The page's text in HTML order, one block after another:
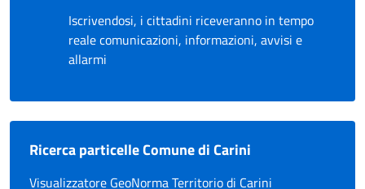
Iscrivendosi, i cittadini riceveranno in tempo
reale comunicazioni, informazioni, avvisi e
allarmi
Ricerca particelle Comune di Carini
Visualizzatore GeoNorma Territorio di Carini